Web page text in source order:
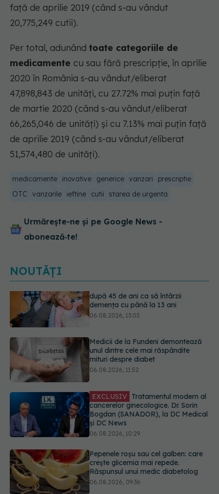
față de aprilie 2019 (când s-au vândut
20,775,249 cutii).
Per total, adunând toate categoriile de
medicamente cu sau fără prescripție, în aprilie
2020 în România s-au vândut/eliberat
47,898,843 de unități, cu 27.72% mai puțin față
de martie 2020 (când s-au vândut/eliberat
66,265,046 de unități) și cu 7.13% mai puțin față
de aprilie 2019 (când s-au vândut/eliberat
51,574,480 de unități).
medicamente inovative generice vanzari
prescriptie
OTC
vanzarile ieftine cutii starea de urgenta
Urmărește-ne și pe Google News -
abonează‑te!
NOUTĂȚI
Medicii de la Fundeni demontează
unul dintre cele mai răspândite
EXCLUSIV Tratamentul modern al
cancerelor ginecologice. Dr. Sorin
06.08.2026, 10:29
Pepenele roșu sau cel galben: care
crește glicemia mai repede.
Răspunsul unui medic diabetolog
Adevărul despre tratamentul cu
doze mari de Vitamina D în cancerul